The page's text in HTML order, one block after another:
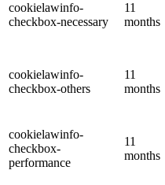
cookielawinfo-
checkbox-necessary
11
months
cookielawinfo-
checkbox-others
11
months
cookielawinfo-
checkbox-
performance
11
months